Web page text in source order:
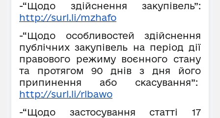
-“Щодо здійснення закупівель”:
http://surl.li/mzhafo
-“Щодо особливостей здійснення
публічних закупівель на період дії
правового режиму воєнного стану
та протягом 90 днів з дня його
припинення або скасування”:
http://surl.li/rlbawo
-“Щодо застосування статті 17